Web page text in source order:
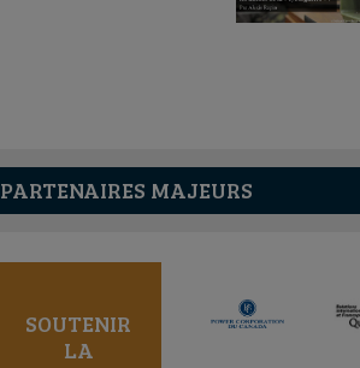
PARTENAIRES MAJEURS
SOUTENIR
LA